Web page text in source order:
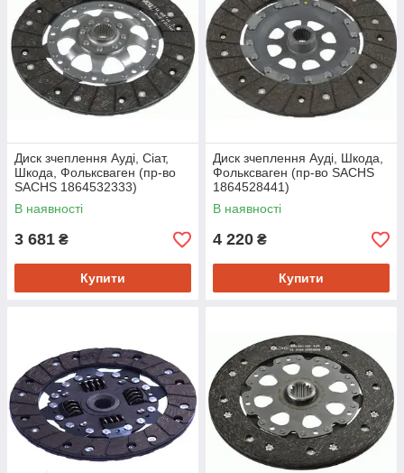
Диск зчеплення Ауді, Сіат,
Шкода, Фольксваген (пр-во
SACHS 1864532333)
В наявності
3 681 ₴
Купити
Диск зчеплення Ауді, Шкода,
Фольксваген (пр-во SACHS
1864528441)
В наявності
4 220 ₴
Купити